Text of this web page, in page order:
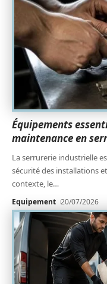
Équipements
maintenance en
La serrurerie industrielle
sécurité des installations
contexte, le…
Equipement 20/07/2026